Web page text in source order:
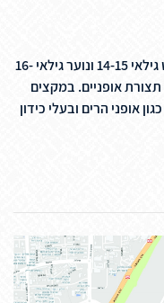
במקצי ילדים.ות גילאי 10-13, סופר ספרינט גילאי 14-15 ונוער גילאי 16-
אופניים. במקצים
אופני הרים ובעלי כידון